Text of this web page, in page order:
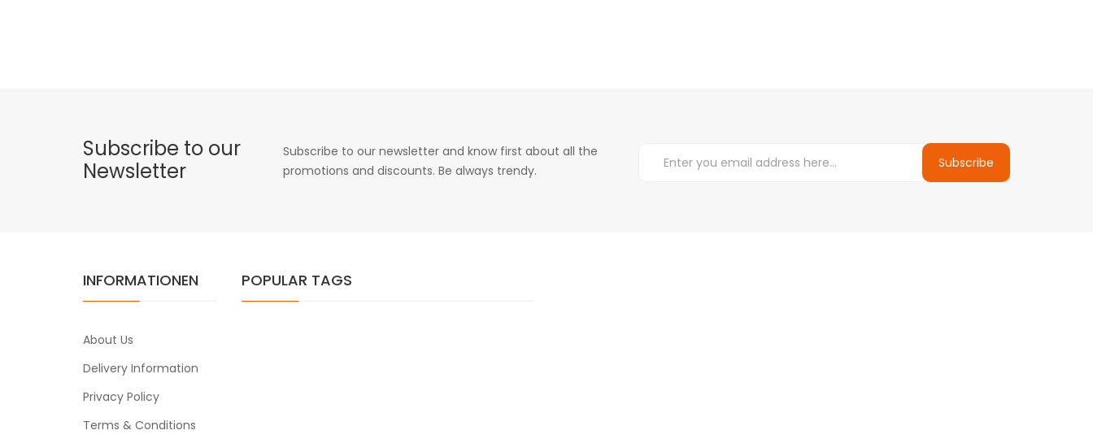
Subscribe to our
Newsletter
Subscribe to our newsletter and know first about all the
promotions and discounts. Be always trendy.
Subscribe
INFORMATIONEN
About Us
Delivery Information
Privacy Policy
Terms & Conditions
POPULAR TAGS